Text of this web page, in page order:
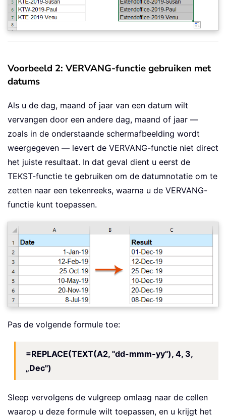
Voorbeeld 2: VERVANG-functie gebruiken met
datums
Als u de dag, maand of jaar van een datum wilt
vervangen door een andere dag, maand of jaar —
zoals in de onderstaande schermafbeelding wordt
weergegeven — levert de VERVANG-functie niet direct
het juiste resultaat. In dat geval dient u eerst de
TEKST-functie te gebruiken om de datumnotatie om te
zetten naar een tekenreeks, waarna u de VERVANG-
functie kunt toepassen.
Pas de volgende formule toe:
=REPLACE(TEXT(A2, "dd-mmm-yy"), 4, 3,
„Dec")
Sleep vervolgens de vulgreep omlaag naar de cellen
waarop u deze formule wilt toepassen, en u krijgt het